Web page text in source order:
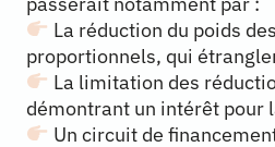
La réduction du poids
proportionnels, qui
La limitation des
démontrant un intérêt pour
Un circuit de